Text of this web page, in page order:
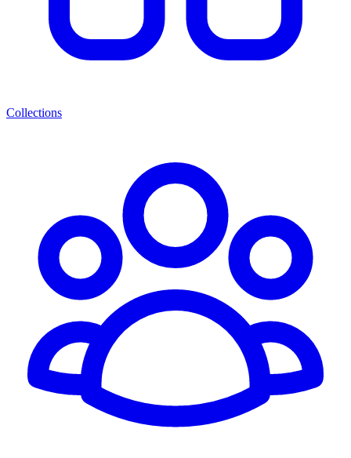
Collections